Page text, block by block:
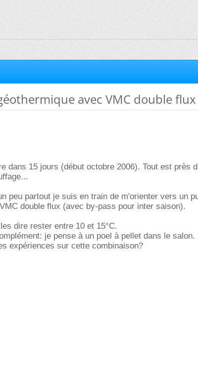
avec VMC double flux
dans 15 jours (début octobre 2006). Tout est près
peu partout je suis en train de m'orienter vers un
double flux (avec by-pass pour inter saison).
dire rester entre 10 et 15°C.
je pense à un poel à pellet dans le salon.
expériences sur cette combinaison?